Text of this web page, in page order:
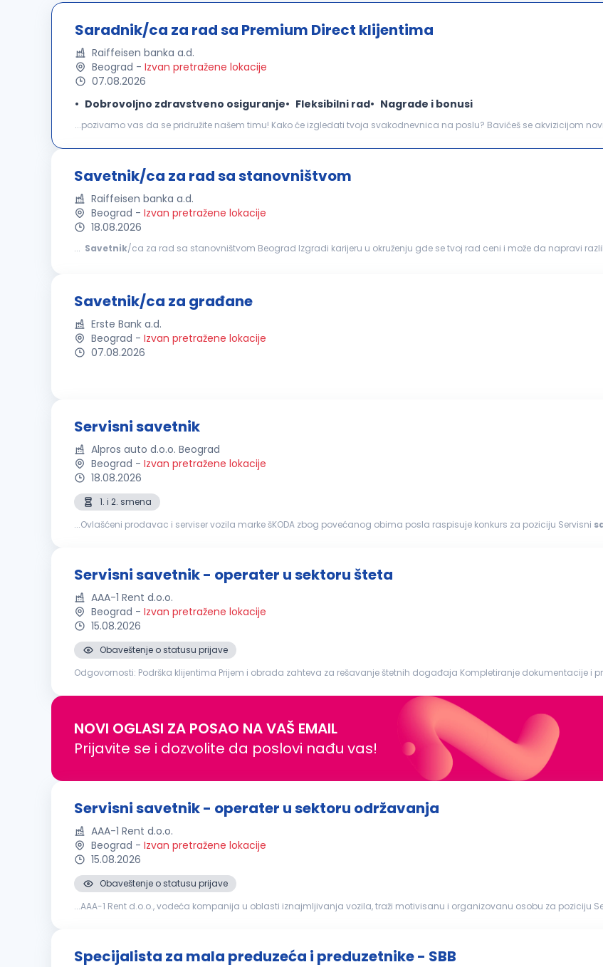
Saradnik/ca za rad sa Premium Direct klijentima
Raiffeisen banka a.d.
Beograd - Izvan pretražene lokacije
07.08.2026
Dobrovoljno zdravstveno osiguranje
Fleksibilni rad Nagrade i bonusi
...pozivamo vas da se pridružite našem timu! Kako će izgledati tvoja svakodnevnica na poslu? Bavićeš se
Savetnik/ca za rad sa stanovništvom
Raiffeisen banka a.d.
Beograd - Izvan pretražene lokacije
18.08.2026
... Savetnik/ca za rad sa stanovništvom Beograd Izgradi karijeru u okruženju gde se tvoj rad ceni i može da napravi
Savetnik/ca za građane
Erste Bank a.d.
Beograd - Izvan pretražene lokacije
07.08.2026
Servisni savetnik
Alpros auto d.o.o. Beograd
Beograd - Izvan pretražene lokacije
18.08.2026
1. i 2. smena
...Ovlašćeni prodavac i serviser vozila marke šKODA zbog povećanog obima posla raspisuje konkurs za poziciju Servisni
Servisni savetnik - operater u sektoru šteta
AAA-1 Rent d.o.o.
Beograd - Izvan pretražene lokacije
15.08.2026
Obaveštenje o statusu prijave
Odgovornosti: Podrška klijentima Prijem i obrada zahteva za rešavanje štetnih događaja Kompletiranje dokumentacije i prijava štetnog događaja osiguravajućem društvu Komunikacija
NOVI OGLASI ZA POSAO NA VAŠ EMAIL
Prijavite se i dozvolite da poslovi nađu vas!
Servisni savetnik - operater u sektoru održavanja
AAA-1 Rent d.o.o.
Beograd - Izvan pretražene lokacije
15.08.2026
Obaveštenje o statusu prijave
...AAA-1 Rent d.o.o., vodeća kompanija u oblasti iznajmljivanja vozila, traži motivisanu i organizovanu osobu za poziciju
Specijalista za mala preduzeća i preduzetnike - SBB